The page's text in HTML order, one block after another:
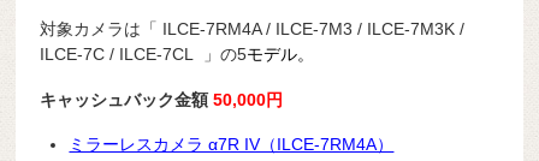
対象カメラは「 ILCE-7RM4A / ILCE-7M3 / ILCE-7M3K /
ILCE-7C / ILCE-7CL 」の5モデル。
キャッシュバック金額50,000円
ミラーレスカメラ α7R IV（ILCE-7RM4A）